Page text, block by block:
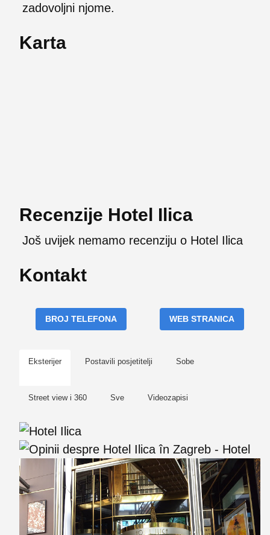
zadovoljni njome.
Karta
Recenzije Hotel Ilica
Još uvijek nemamo recenziju o Hotel Ilica
Kontakt
BROJ TELEFONA WEB STRANICA
Eksterijer Postavili posjetitelji Sobe
Street view i 360 Sve Videozapisi